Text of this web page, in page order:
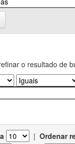
o resultado de
| Ordenar